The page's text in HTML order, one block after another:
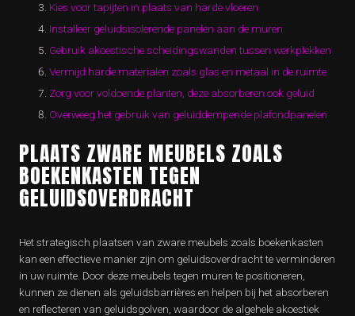
Kies voor tapijten in plaats van harde vloeren
Installeer geluidsisolerende panelen aan de muren
Gebruik akoestische scheidingswanden tussen werkplekken
Vermijd harde materialen zoals glas en metaal in de ruimte
Zorg voor voldoende planten, deze absorberen ook geluid
Overweeg het gebruik van geluiddempende plafondpanelen
PLAATS ZWARE MEUBELS ZOALS
BOEKENKASTEN TEGEN
GELUIDSOVERDRACHT
Het strategisch plaatsen van zware meubels zoals boekenkasten
kan een effectieve manier zijn om geluidsoverdracht te verminderen
in uw ruimte. Door deze meubels tegen muren te positioneren,
kunnen ze dienen als geluidsbarrières en helpen bij het absorberen
en reflecteren van geluidsgolven, waardoor de algehele akoestiek